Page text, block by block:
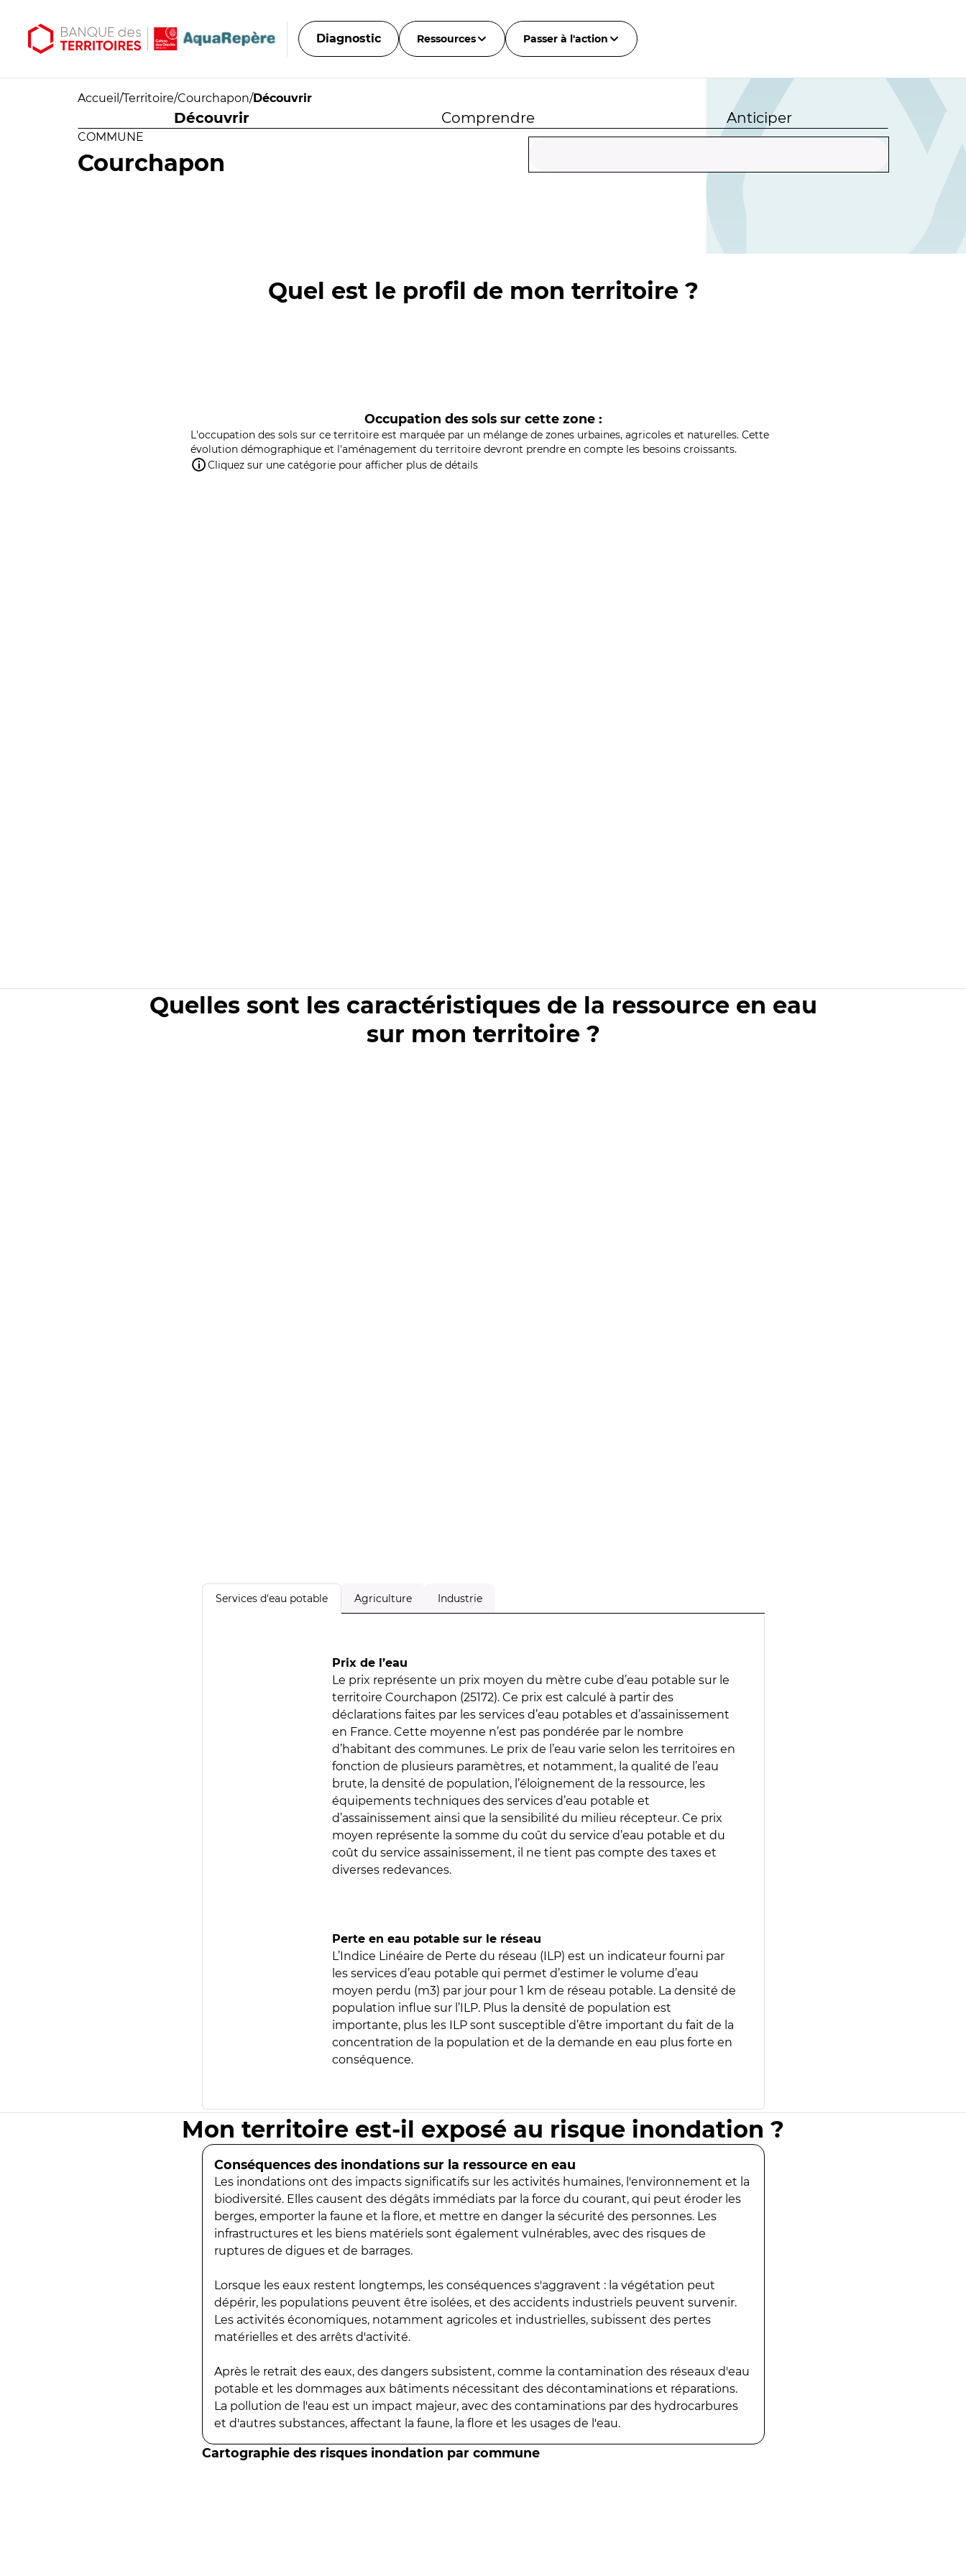
Diagnostic Ressources Passer à l'action
Accueil /Territoire/Courchapon/Découvrir
Découvrir Comprendre Anticiper
COMMUNE
Courchapon
Quel est le profil de mon territoire ?
Occupation des sols sur cette zone :
L'occupation des sols sur ce territoire est marquée par un mélange de zones urbaines, agricoles et naturelles. Cette
évolution démographique et l'aménagement du territoire devront prendre en compte les besoins croissants.
Cliquez sur une catégorie pour afficher plus de détails
Quelles sont les caractéristiques de la ressource en eau
sur mon territoire ?
Services d'eau potable Agriculture Industrie
Prix de l’eau
Le prix représente un prix moyen du mètre cube d’eau potable sur le
territoire Courchapon (25172). Ce prix est calculé à partir des
déclarations faites par les services d’eau potables et d’assainissement
en France. Cette moyenne n’est pas pondérée par le nombre
d’habitant des communes. Le prix de l’eau varie selon les territoires en
fonction de plusieurs paramètres, et notamment, la qualité de l’eau
brute, la densité de population, l’éloignement de la ressource, les
équipements techniques des services d’eau potable et
d’assainissement ainsi que la sensibilité du milieu récepteur. Ce prix
moyen représente la somme du coût du service d’eau potable et du
coût du service assainissement, il ne tient pas compte des taxes et
diverses redevances.
Perte en eau potable sur le réseau
L’Indice Linéaire de Perte du réseau (ILP) est un indicateur fourni par
les services d’eau potable qui permet d’estimer le volume d’eau
moyen perdu (m3) par jour pour 1 km de réseau potable. La densité de
population influe sur l’ILP. Plus la densité de population est
importante, plus les ILP sont susceptible d’être important du fait de la
concentration de la population et de la demande en eau plus forte en
conséquence.
Mon territoire est-il exposé au risque inondation ?
Conséquences des inondations sur la ressource en eau
Les inondations ont des impacts significatifs sur les activités humaines, l'environnement et la
biodiversité. Elles causent des dégâts immédiats par la force du courant, qui peut éroder les
berges, emporter la faune et la flore, et mettre en danger la sécurité des personnes. Les
infrastructures et les biens matériels sont également vulnérables, avec des risques de
ruptures de digues et de barrages.
Lorsque les eaux restent longtemps, les conséquences s'aggravent : la végétation peut
dépérir, les populations peuvent être isolées, et des accidents industriels peuvent survenir.
Les activités économiques, notamment agricoles et industrielles, subissent des pertes
matérielles et des arrêts d'activité.
Après le retrait des eaux, des dangers subsistent, comme la contamination des réseaux d'eau
potable et les dommages aux bâtiments nécessitant des décontaminations et réparations.
La pollution de l'eau est un impact majeur, avec des contaminations par des hydrocarbures
et d'autres substances, affectant la faune, la flore et les usages de l'eau.
Cartographie des risques inondation par commune